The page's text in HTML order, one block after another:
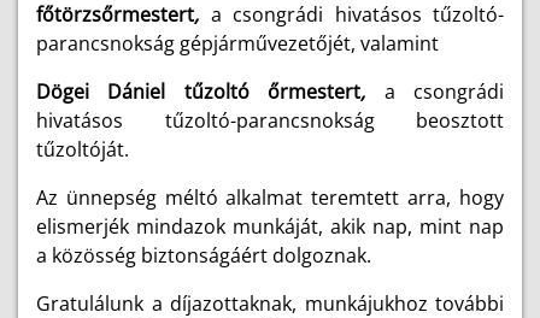
főtörzsőrmestert, a csongrádi hivatásos tűzoltó-
parancsnokság gépjárművezetőjét, valamint
Dögei Dániel tűzoltó őrmestert,
a csongrádi
hivatásos tűzoltó-parancsnokság beosztott
tűzoltóját.
Az ünnepség méltó alkalmat teremtett arra, hogy
elismerjék mindazok munkáját, akik nap, mint nap
a közösség biztonságáért dolgoznak.
Gratulálunk a díjazottaknak, munkájukhoz további